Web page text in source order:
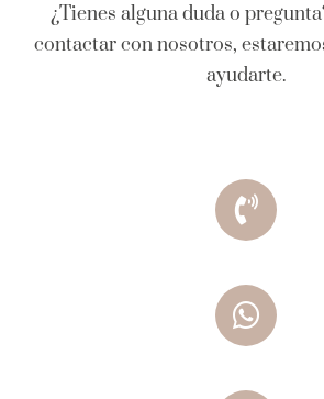
¿Tienes alguna duda o
contactar con nosotros,
ayudarte.